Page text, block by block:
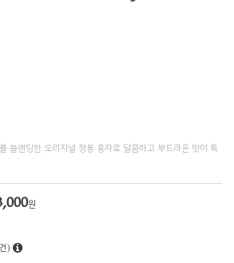
블렌딩한 오리지널 정통 홍차로 달콤하고 부드라운 맛이 특
원
)